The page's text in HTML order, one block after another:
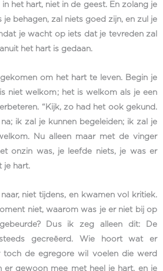
het hart, niet in de geest. En zolang je
je behagen, zal niets goed zijn, en zul je
je wacht op iets dat je tevreden zal
het hart is gedaan.
om het hart te leven. Begin je
niet welkom; het is welkom als je een
“Kijk, zo had het ook gekund.
ik zal je kunnen begeleiden; ik zal je
Nu alleen maar met de vinger
onzin was, je leefde niets, je was er
je hart.
niet tijdens, en kwamen vol kritiek.
niet, waarom was je er niet bij op
Dus ik zeg alleen dit: De
gecreëerd. Wie hoort wat er
de egregore wil voelen die werd
er gewoon mee met heel je hart, en je